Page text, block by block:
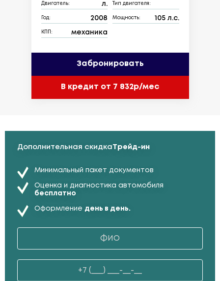
Двигатель: л. Тип двигателя:
Год: 2008 Мощность: 105 л.с.
КПП: механика
Забронировать
В кредит от 7 832р/мес
Дополнительная скидкаТрейд-ин
Минимальный пакет документов
Оценка и диагностика автомобиля
бесплатно
Оформление день в день.